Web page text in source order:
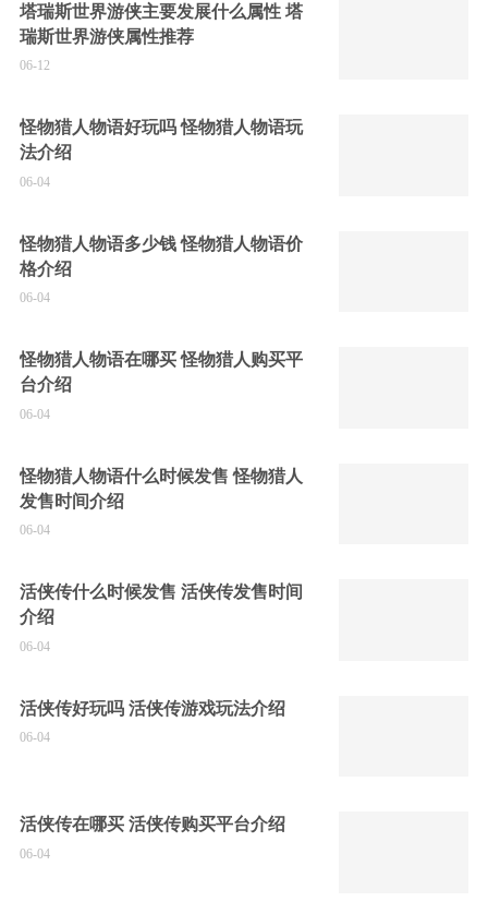
塔瑞斯世界游侠主要发展什么属性 塔
瑞斯世界游侠属性推荐
06-12
怪物猎人物语好玩吗 怪物猎人物语玩
法介绍
06-04
怪物猎人物语多少钱 怪物猎人物语价
格介绍
06-04
怪物猎人物语在哪买 怪物猎人购买平
台介绍
06-04
怪物猎人物语什么时候发售 怪物猎人
发售时间介绍
06-04
活侠传什么时候发售 活侠传发售时间
介绍
06-04
活侠传好玩吗 活侠传游戏玩法介绍
06-04
活侠传在哪买 活侠传购买平台介绍
06-04